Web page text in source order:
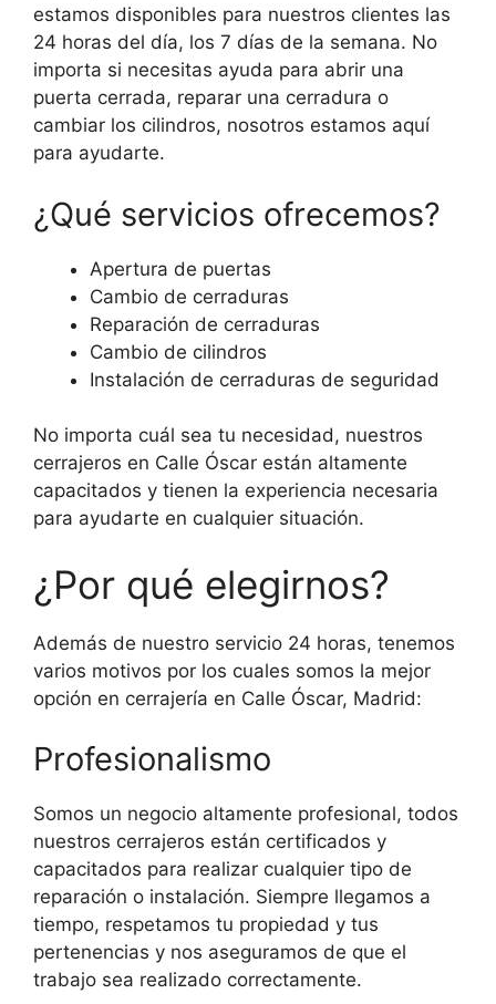
estamos disponibles para nuestros clientes las
24 horas del día, los 7 días de la semana. No
importa si necesitas ayuda para abrir una
puerta cerrada, reparar una cerradura o
cambiar los cilindros, nosotros estamos aquí
para ayudarte.
¿Qué servicios ofrecemos?
Apertura de puertas
Cambio de cerraduras
Reparación de cerraduras
Cambio de cilindros
Instalación de cerraduras de seguridad
No importa cuál sea tu necesidad, nuestros
cerrajeros en Calle Óscar están altamente
capacitados y tienen la experiencia necesaria
para ayudarte en cualquier situación.
¿Por qué elegirnos?
Además de nuestro servicio 24 horas, tenemos
varios motivos por los cuales somos la mejor
opción en cerrajería en Calle Óscar, Madrid:
Profesionalismo
Somos un negocio altamente profesional, todos
nuestros cerrajeros están certificados y
capacitados para realizar cualquier tipo de
reparación o instalación. Siempre llegamos a
tiempo, respetamos tu propiedad y tus
pertenencias y nos aseguramos de que el
trabajo sea realizado correctamente.